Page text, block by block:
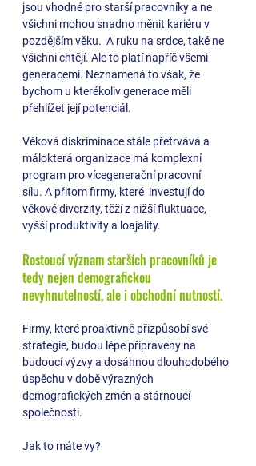
jsou vhodné pro starší pracovníky a ne
všichni mohou snadno měnit kariéru v
pozdějším věku. A ruku na srdce, také ne
všichni chtějí. Ale to platí napříč všemi
generacemi. Neznamená to však, že
bychom u kterékoliv generace měli
přehlížet její potenciál.
Věková diskriminace stále přetrvává a
málokterá organizace má komplexní
program pro vícegenerační pracovní
sílu. A přitom firmy, které  investují do
věkové diverzity, těží z nižší fluktuace,
vyšší produktivity a loajality.
Rostoucí význam starších pracovníků je
tedy nejen demografickou
nevyhnutelností, ale i obchodní nutností.
Firmy, které proaktivně přizpůsobí své
strategie, budou lépe připraveny na
budoucí výzvy a dosáhnou dlouhodobého
úspěchu v době výrazných
demografických změn a stárnoucí
společnosti.
Jak to máte vy?